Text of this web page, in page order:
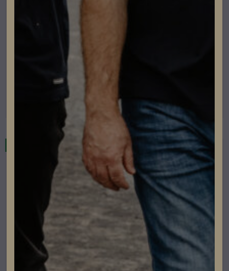
Fronius Wattpilot Go 11 J 2.0 Transportable
Artikelnummer: 203086